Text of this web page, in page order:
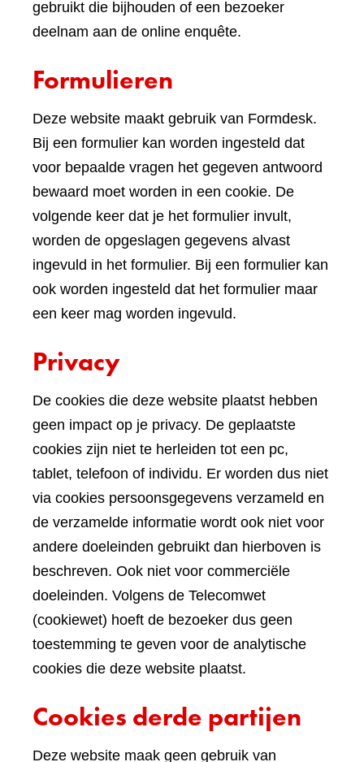
gebruikt die bijhouden of een bezoeker
deelnam aan de online enquête.
Formulieren
Deze website maakt gebruik van Formdesk.
Bij een formulier kan worden ingesteld dat
voor bepaalde vragen het gegeven antwoord
bewaard moet worden in een cookie. De
volgende keer dat je het formulier invult,
worden de opgeslagen gegevens alvast
ingevuld in het formulier. Bij een formulier kan
ook worden ingesteld dat het formulier maar
een keer mag worden ingevuld.
Privacy
De cookies die deze website plaatst hebben
geen impact op je privacy. De geplaatste
cookies zijn niet te herleiden tot een pc,
tablet, telefoon of individu. Er worden dus niet
via cookies persoonsgegevens verzameld en
de verzamelde informatie wordt ook niet voor
andere doeleinden gebruikt dan hierboven is
beschreven. Ook niet voor commerciële
doeleinden. Volgens de Telecomwet
(cookiewet) hoeft de bezoeker dus geen
toestemming te geven voor de analytische
cookies die deze website plaatst.
Cookies derde partijen
Deze website maak geen gebruik van